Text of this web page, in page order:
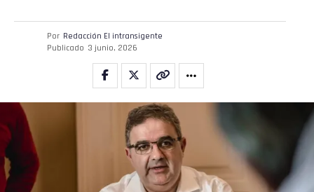
Por Redacción El intransigente
Publicado 3 junio, 2026